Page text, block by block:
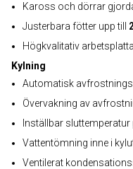
Kaross och dörrar
Justerbara fötter upp till
Högkvalitativ
Kylning
Automatisk
Övervakning av
Inställbar
Vattentömning inne i
Ventilerat